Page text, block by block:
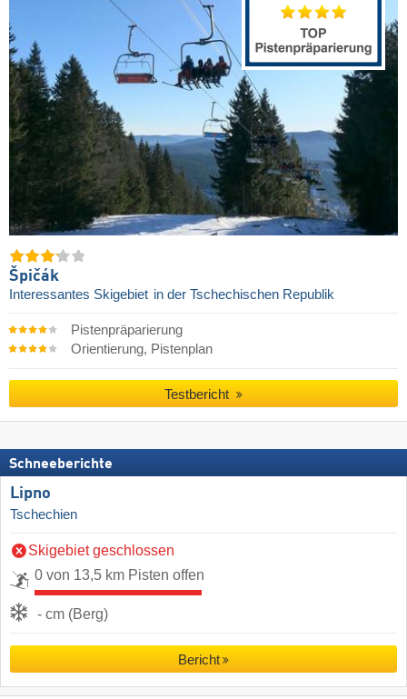
Špičák
Interessantes Skigebiet in der Tschechischen Republik
Pistenpräparierung
Orientierung, Pistenplan
Testbericht
Schneeberichte
Lipno
Tschechien
Skigebiet geschlossen
0 von 13,5 km Pisten offen
- cm (Berg)
Bericht